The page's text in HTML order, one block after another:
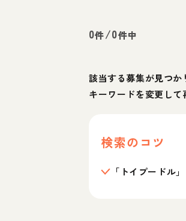
0件/0件中
該当する募集が見つか
キーワードを変更して
検索のコツ
「トイプードル